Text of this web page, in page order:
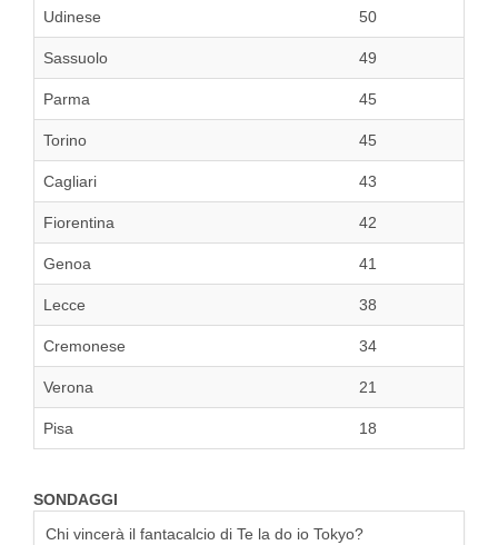
Udinese 50
Sassuolo 49
Parma 45
Torino 45
Cagliari 43
Fiorentina 42
Genoa 41
Lecce 38
Cremonese 34
Verona 21
Pisa 18
SONDAGGI
Chi vincerà il fantacalcio di Te la do io Tokyo?